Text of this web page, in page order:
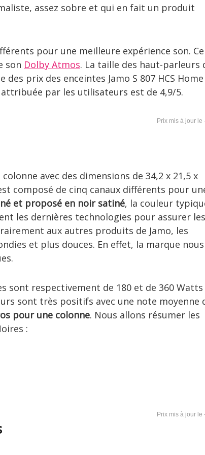
assez sobre et qui en fait un produit
pour une meilleure expérience son. Ce
son Dolby Atmos. La taille des haut-parleurs
prix des enceintes Jamo S 807 HCS Home
par les utilisateurs est de 4,9/5.
avec des dimensions de 34,2 x 21,5 x
composé de cinq canaux différents pour
et proposé en noir satiné, la couleur
les dernières technologies pour assurer les
aux autres produits de Jamo, les
et plus douces. En effet, la marque
sont respectivement de 180 et de 360 Watts
sont très positifs avec une note moyenne
pour une colonne. Nous allons résumer les
: